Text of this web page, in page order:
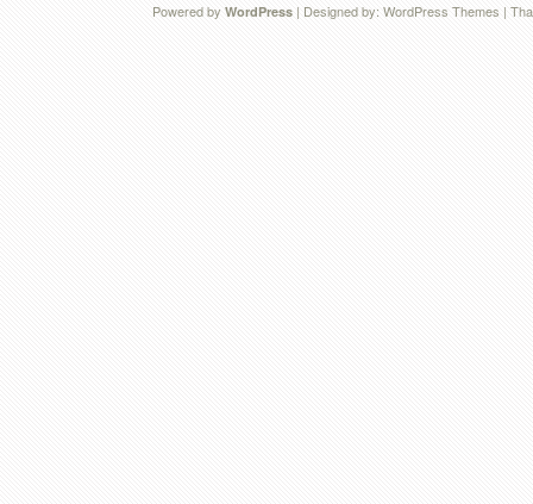
Powered by WordPress | Designed by: WordPress Themes |